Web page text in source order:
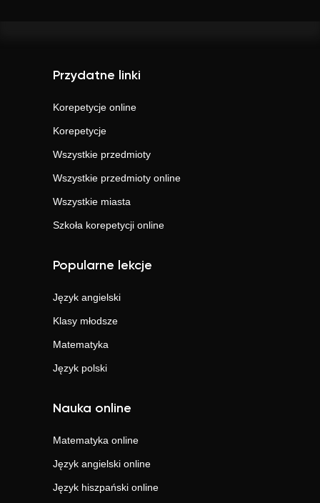
Przydatne linki
Korepetycje online
Korepetycje
Wszystkie przedmioty
Wszystkie przedmioty online
Wszystkie miasta
Szkoła korepetycji online
Popularne lekcje
Język angielski
Klasy młodsze
Matematyka
Język polski
Nauka online
Matematyka online
Język angielski online
Język hiszpański online